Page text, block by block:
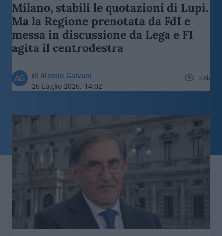
Milano, stabili le quotazioni di Lupi.
Ma la Regione prenotata da FdI e
messa in discussione da Lega e FI
agita il centrodestra
diAlessio Galvani
26 Luglio 2026, 14:02
2.6k